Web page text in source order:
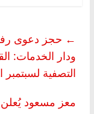
← حجز دعوى
ودار الخدمات:
التصفية لسبتمبر
معز مسعود